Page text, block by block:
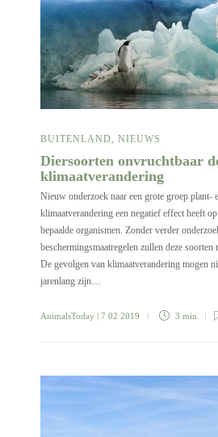
BUITENLAND, NIEUWS
Diersoorten onvruchtbaar
klimaatverandering
Nieuw onderzoek naar een grote groep plant-
klimaatverandering een negatief effect heeft
bepaalde organismen. Zonder verder
beschermingsmaatregelen zullen deze
De gevolgen van klimaatverandering mogen
jarenlang zijn…
AnimalsToday | 7 02 2019 3 min